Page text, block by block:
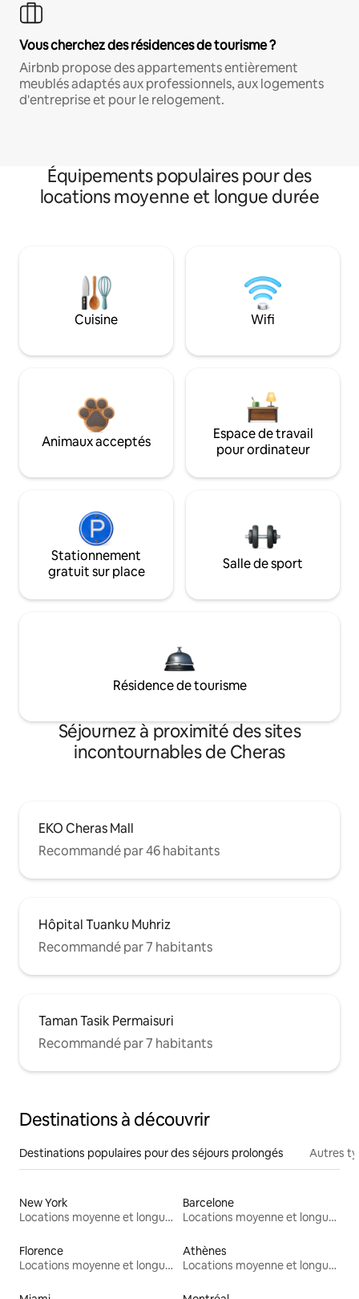
Vous cherchez des résidences de tourisme ?
Airbnb propose des appartements entièrement
meublés adaptés aux professionnels, aux logements
d'entreprise et pour le relogement.
Équipements populaires pour des
locations moyenne et longue durée
Cuisine Wifi
Animaux acceptés
Espace de travail
pour ordinateur
Stationnement
gratuit sur place
Salle de sport
Résidence de tourisme
Séjournez à proximité des sites
incontournables de Cheras
EKO Cheras Mall
Recommandé par 46 habitants
Hôpital Tuanku Muhriz
Recommandé par 7 habitants
Taman Tasik Permaisuri
Recommandé par 7 habitants
Destinations à découvrir
Destinations populaires pour des séjours prolongés Autres
New York
Locations moyenne et longue durée
Barcelone
Locations moyenne et longue durée
Florence
Locations moyenne et longue durée
Athènes
Locations moyenne et longue durée